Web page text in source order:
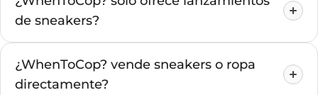
de sneakers?
¿WhenToCop? vende sneakers o ropa
directamente?